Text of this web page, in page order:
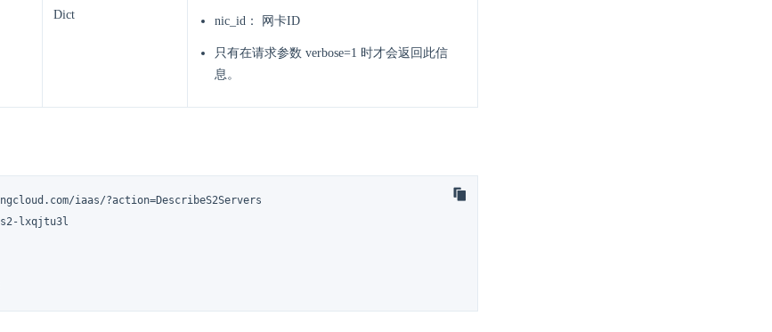
Dict nic_id： 网卡ID
只有在请求参数 verbose=1 时才会返回此信
息。
iaas/?action=DescribeS2Servers
lxqjtu3l